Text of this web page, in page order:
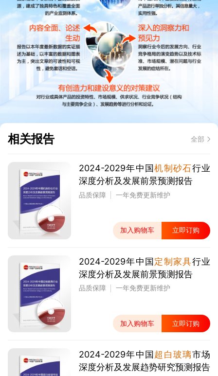
相关报告 全部
2024-2029年中国机制砂石行业
深度分析及发展前景预测报告
品质保障 一年免费更新维护
加入购物车 立即订购
2024-2029年中国定制家具行业
深度分析及发展前景预测报告
品质保障 一年免费更新维护
加入购物车 立即订购
2024-2029年中国 超白玻璃市场
深度分析及发展趋势研究预测报告